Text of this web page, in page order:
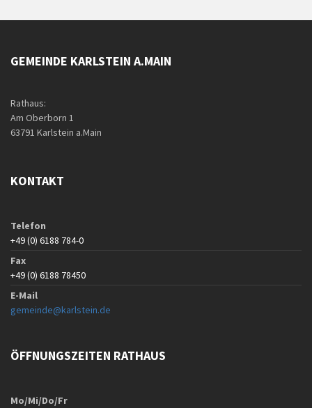
GEMEINDE KARLSTEIN A.MAIN
Rathaus:
Am Oberborn 1
63791 Karlstein a.Main
KONTAKT
Telefon
+49 (0) 6188 784-0
Fax
+49 (0) 6188 78450
E-Mail
gemeinde@karlstein.de
ÖFFNUNGSZEITEN RATHAUS
Mo/Mi/Do/Fr